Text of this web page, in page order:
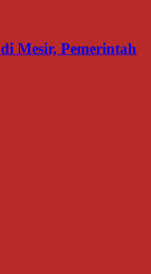
Mesir, Pemerintah